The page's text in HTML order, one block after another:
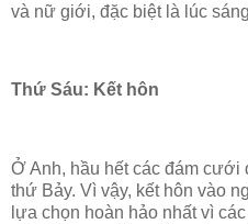
và nữ giới, đặc biệt là lúc
Thứ Sáu: Kết hôn
Ở Anh, hầu hết các đám
thứ Bảy. Vì vậy, kết hôn vào
lựa chọn hoàn hảo nhất vì